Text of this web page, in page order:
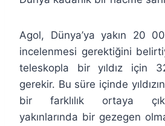
Agol, Dünya’ya yakın 20
incelenmesi gerektiğini
teleskopla bir yıldız için
gerekir. Bu süre içinde
bir farklılık ortaya
yakınlarında bir gezegen